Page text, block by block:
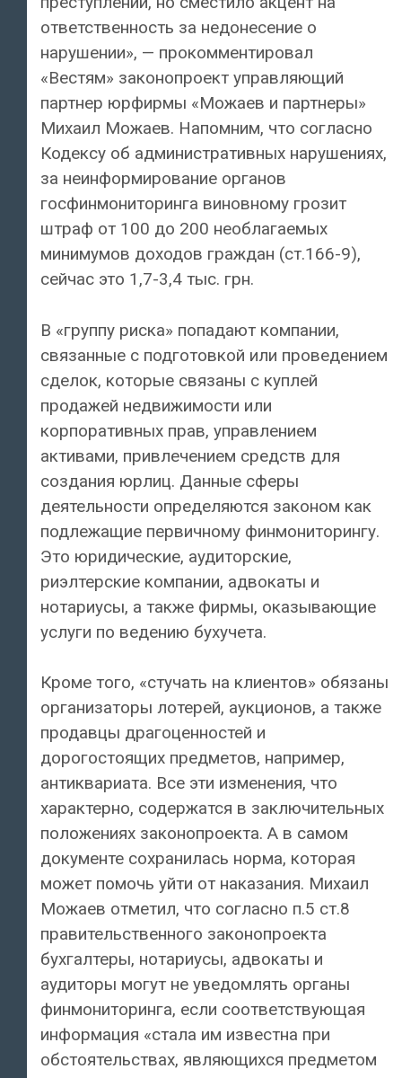
ответственность за недонесение о
нарушении», — прокомментировал
«Вестям» законопроект управляющий
партнер юрфирмы «Можаев и партнеры»
Михаил Можаев. Напомним, что согласно
Кодексу об административных нарушениях,
за неинформирование органов
госфинмониторинга виновному грозит
штраф от 100 до 200 необлагаемых
минимумов доходов граждан (ст.166-9),
сейчас это 1,7-3,4 тыс. грн.
В «группу риска» попадают компании,
связанные с подготовкой или проведением
сделок, которые связаны с куплей
продажей недвижимости или
корпоративных прав, управлением
активами, привлечением средств для
создания юрлиц. Данные сферы
деятельности определяются законом как
подлежащие первичному финмониторингу.
Это юридические, аудиторские,
риэлтерские компании, адвокаты и
нотариусы, а также фирмы, оказывающие
услуги по ведению бухучета.
Кроме того, «стучать на клиентов» обязаны
организаторы лотерей, аукционов, а также
продавцы драгоценностей и
дорогостоящих предметов, например,
антиквариата. Все эти изменения, что
характерно, содержатся в заключительных
положениях законопроекта. А в самом
документе сохранилась норма, которая
может помочь уйти от наказания. Михаил
Можаев отметил, что согласно п.5 ст.8
правительственного законопроекта
бухгалтеры, нотариусы, адвокаты и
аудиторы могут не уведомлять органы
финмониторинга, если соответствующая
информация «стала им известна при
обстоятельствах, являющихся предметом